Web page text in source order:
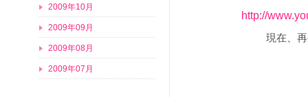
http://
現在、
2009年10月
2009年09月
2009年08月
2009年07月